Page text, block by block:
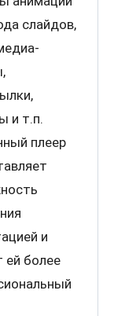
слайдов,
и т.п.
плеер
и
ей более